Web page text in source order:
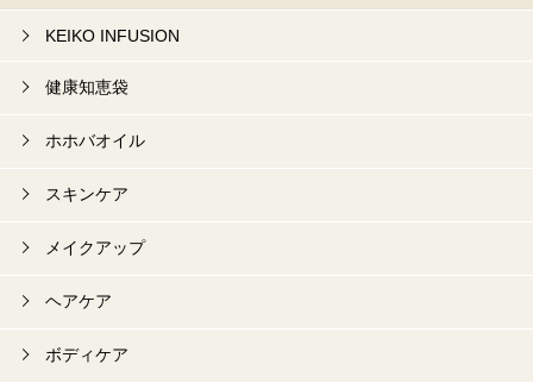
KEIKO INFUSION
健康知恵袋
ホホバオイル
スキンケア
メイクアップ
ヘアケア
ボディケア